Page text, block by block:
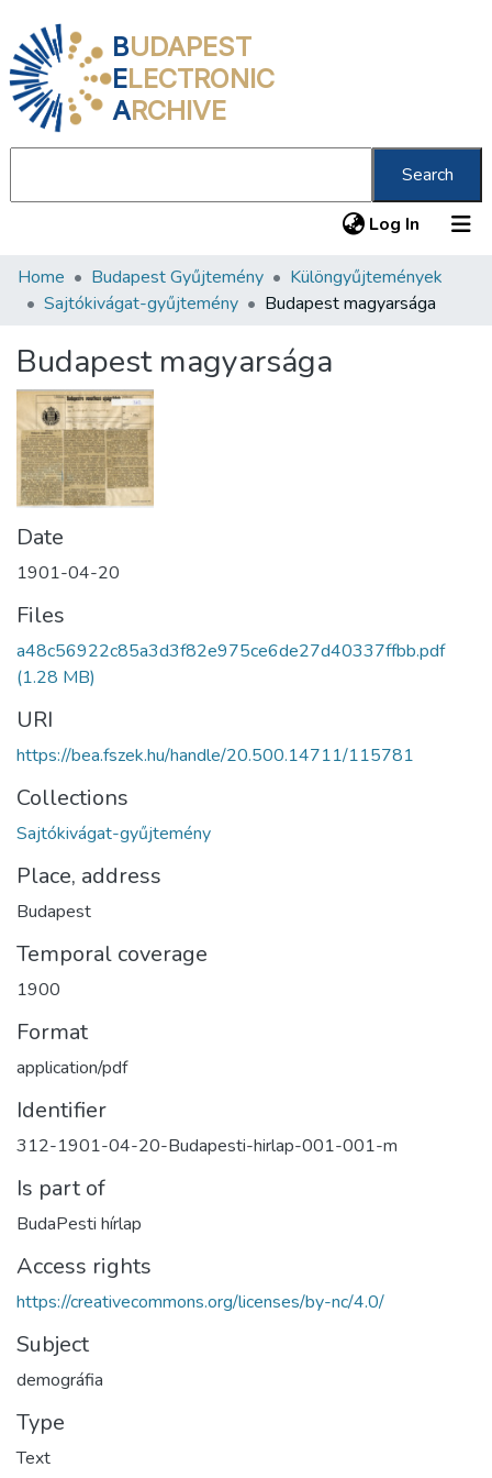
BUDAPEST
ELECTRONIC
ARCHIVE
Search
Log In (current)
Communities & Collections
Statistics
About us
Home Budapest Gyűjtemény
Különgyűjtemények
Sajtókivágat-gyűjtemény
Budapest magyarsága
Budapest magyarsága
Date
1901-04-20
Files
a48c56922c85a3d3f82e975ce6de27d40337ffbb.pdf
(1.28 MB)
URI
https://bea.fszek.hu/handle/20.500.14711/115781
Collections
Sajtókivágat-gyűjtemény
Place, address
Budapest
Temporal coverage
1900
Format
application/pdf
Identifier
312-1901-04-20-Budapesti-hirlap-001-001-m
Is part of
BudaPesti hírlap
Access rights
https://creativecommons.org/licenses/by-nc/4.0/
Subject
demográfia
Type
Text